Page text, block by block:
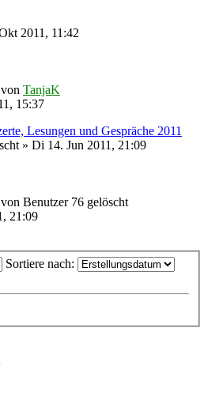
2011, 11:42
von TanjaK
15:37
Lesungen und Gespräche 2011
» Di 14. Jun 2011, 21:09
von Benutzer 76 gelöscht
21:09
Sortiere nach: